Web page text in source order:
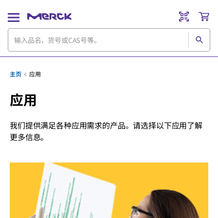
主页 应用
应用
我们提供满足各种应用需求的产品。请选择以下应用了解
更多信息。